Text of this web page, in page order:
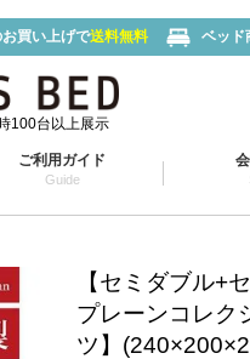
買い上げで送料無料 ベッド
100台以上展示
ご利用ガイド
Guide
【セミダブル+
プレーンコレク
ツ】